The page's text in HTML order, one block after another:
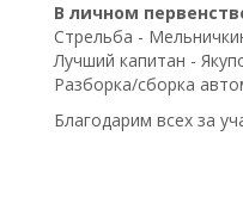
В личном
Стрельба -
Лучший капитан -
Разборка/сборка
Благодарим всех за